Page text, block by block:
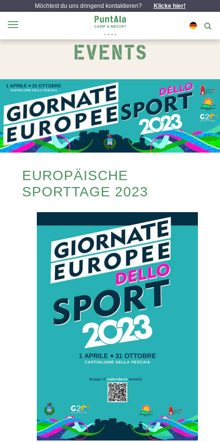
Möchtest du uns dringend kontaktieren? Klicke hier!
EVENTS
EUROPÄISCHE
SPORTTAGE 2023